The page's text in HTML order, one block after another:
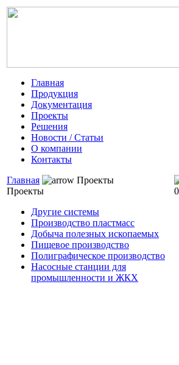
Главная
Продукция
Документация
Проекты
Решения
Новости / Статьи
О компании
Контакты
Главная
Проекты
Проекты
Другие системы
Производство пластмасс
Добыча полезных ископаемых
Пищевое производство
Полиграфическое производство
Насосные станции для
промышленности и ЖКХ